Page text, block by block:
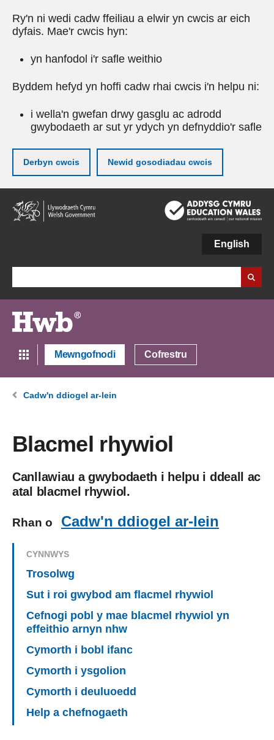
Ry'n ni wedi cadw ffeiliau a elwir yn cwcis ar eich
dyfais. Mae'r cwcis hyn:
yn hanfodol i'r safle weithio
Byddem hefyd yn hoffi cadw rhai cwcis i'n helpu ni:
i wella'n gwefan drwy gasglu ac adrodd
gwybodaeth ar sut yr ydych yn defnyddio'r safle
Derbyn cwcis Newid gosodiadau cwcis
Neidio
i'r
prif
English
Mewngofnodi Cofrestru
Cadw'n ddiogel ar-lein
Blacmel rhywiol
Canllawiau a gwybodaeth i helpu i ddeall ac
atal blacmel rhywiol.
Rhan o Cadw'n ddiogel ar-lein
CYNNWYS
Trosolwg
Sut i roi gwybod am flacmel rhywiol
Cefnogi pobl y mae blacmel rhywiol yn
effeithio arnyn nhw
Cymorth i bobl ifanc
Cymorth i ysgolion
Cymorth i deuluoedd
Help a chefnogaeth